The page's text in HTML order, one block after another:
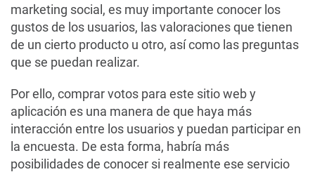
marketing social, es muy importante conocer los
gustos de los usuarios, las valoraciones que tienen
de un cierto producto u otro, así como las preguntas
que se puedan realizar.
Por ello, comprar votos para este sitio web y
aplicación es una manera de que haya más
interacción entre los usuarios y puedan participar en
la encuesta. De esta forma, habría más
posibilidades de conocer si realmente ese servicio